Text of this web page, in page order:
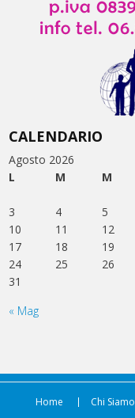
CALENDARIO
Agosto 2026
L
M M
3
4 5
10
11 12
17
18 19
24
25 26
31
« Mag
Home Chi Siamo